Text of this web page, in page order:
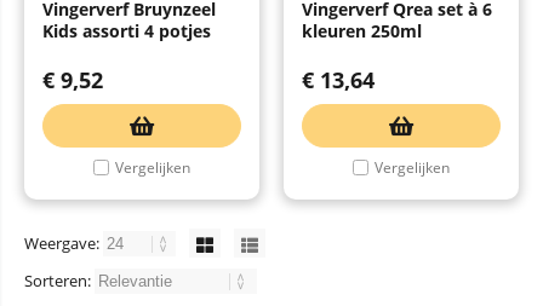
Vingerverf Bruynzeel
Kids assorti 4 potjes
€ 9,52
Vergelijken
Vingerverf Qrea set à 6
kleuren 250ml
€ 13,64
Vergelijken
Weergave:
Sorteren: